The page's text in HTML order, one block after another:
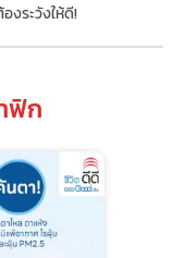
งระวังให้ดี!
ฟิก